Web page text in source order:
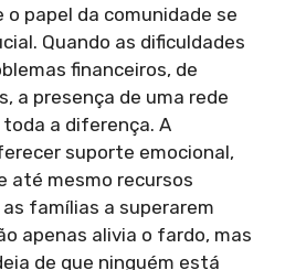
papel da comunidade se
Quando as dificuldades
financeiros, de
a presença de uma rede
a diferença. A
suporte emocional,
até mesmo recursos
famílias a superarem
apenas alivia o fardo, mas
de que ninguém está